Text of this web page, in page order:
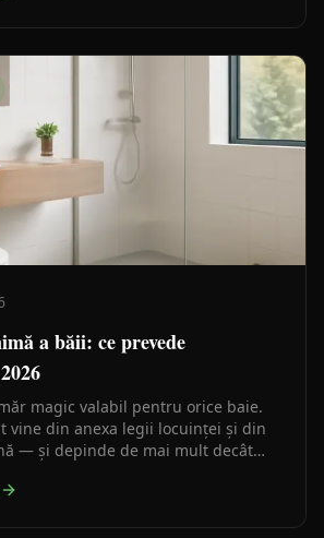
a băii: ce prevede
magic valabil pentru orice baie.
vine din anexa legii locuinței și din
— și depinde de mai mult decât